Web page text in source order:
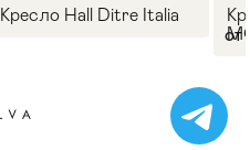
Кресло Hall Ditre Italia
от